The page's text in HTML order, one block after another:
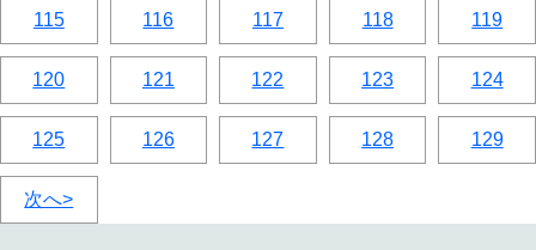
115 116 117 118 119
120 121 122 123 124
125 126 127 128 129
次へ>